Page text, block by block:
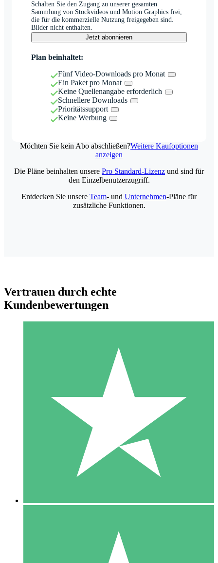
Schalten Sie den Zugang zu unserer gesamten
Sammlung von Stockvideos und Motion Graphics frei,
die für die kommerzielle Nutzung freigegeben sind.
Bilder nicht enthalten.
Jetzt abonnieren
Plan beinhaltet:
Fünf Video-Downloads pro Monat
Ein Paket pro Monat
Keine Quellenangabe erforderlich
Schnellere Downloads
Prioritätssupport
Keine Werbung
Möchten Sie kein Abo abschließen?Weitere Kaufoptionen
anzeigen
Individuelle Credit-Pakete
Zahlen Sie nach Bedarf mit Download-Credits. Keine
monatliche Verpflichtung erforderlich.
10 00
10 Downloads
20 00
Die Pläne beinhalten unsere Pro Standard-Lizenz und sind für
den Einzelbenutzerzugriff.
Entdecken Sie unsere Team- und Unternehmen-Pläne für
zusätzliche Funktionen.
Vertrauen durch echte
Kundenbewertungen